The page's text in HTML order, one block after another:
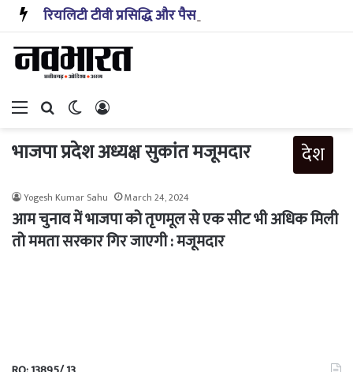
Menu Search forSwitch skin
भाजपा प्रदेश अध्यक्ष सुकांत मजूमदार देश
Yogesh Kumar Sahu March 24, 2024
आम चुनाव में भाजपा को तृणमूल से एक सीट भी अधिक मिली
तो ममता सरकार गिर जाएगी : मजूमदार